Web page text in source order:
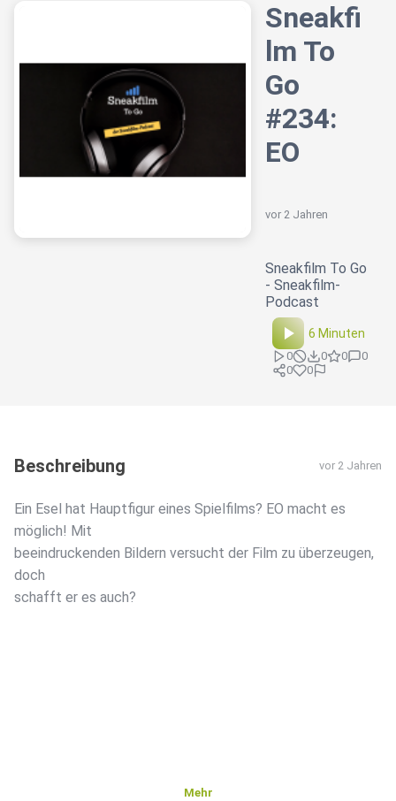
Sneakfi
lm To
Go
#234:
EO
vor 2 Jahren
Sneakfilm To Go
- Sneakfilm-
Podcast
6 Minuten
0 0 0
0
0
0
Beschreibung vor 2 Jahren
Ein Esel hat Hauptfigur eines Spielfilms? EO macht es
möglich! Mit
beeindruckenden Bildern versucht der Film zu überzeugen,
doch
schafft er es auch?
Mehr